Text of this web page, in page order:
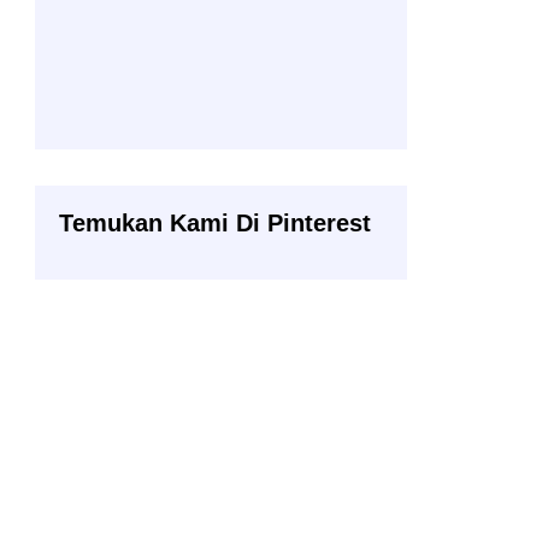
Temukan Kami Di Pinterest